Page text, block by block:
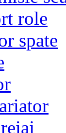
role
spate